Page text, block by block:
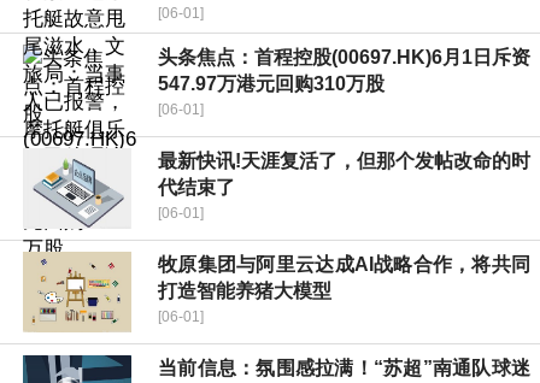
[06-01]
头条焦点：首程控股(00697.HK)6月1日斥资
547.97万港元回购310万股
[06-01]
最新快讯!天涯复活了，但那个发帖改命的时
代结束了
[06-01]
牧原集团与阿里云达成AI战略合作，将共同
打造智能养猪大模型
[06-01]
当前信息：氛围感拉满！“苏超”南通队球迷